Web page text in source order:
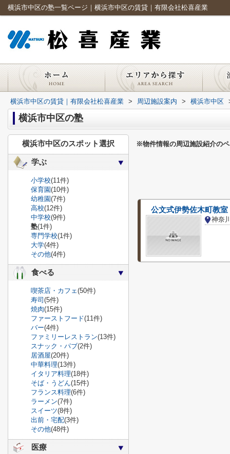
横浜市中区の塾一覧ページ｜横浜市中区の賃貸｜有限会社松喜産業
横浜市中区の賃貸｜有限会社松喜産業 > 周辺施設案内 > 横浜市中区
横浜市中区の塾
※物件情報の周辺施設紹介の
公文式伊勢佐木町教室
神奈
横浜市中区のスポット選択
学ぶ
小学校(11件)
保育園(10件)
幼稚園(7件)
高校(12件)
中学校(9件)
塾(1件)
専門学校(1件)
大学(4件)
その他(4件)
食べる
喫茶店・カフェ(50件)
寿司 (5件)
焼肉(15件)
ファーストフード(11件)
バー(4件)
ファミリーレストラン(13件)
スナック・パブ(2件)
居酒屋(20件)
中華料理(13件)
イタリア料理(18件)
そば・うどん(15件)
フランス料理(6件)
ラーメン(7件)
スイーツ(8件)
出前・宅配(3件)
その他(48件)
医療